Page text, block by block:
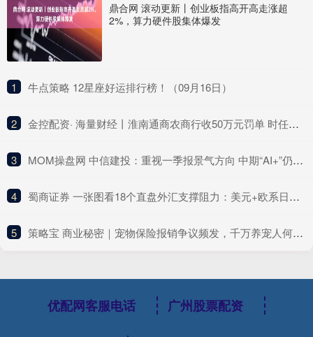
鼎合网 滚动更新丨创业板指高开高走涨超
2%，算力硬件股集体爆发
1 ​牛点策略 12星座好运排行榜！（09月16日）
2 ​金控配资· 海量财经丨淮南通商农商行收50万元罚单 时任副行长、房地产信贷部总经理同时被警告
3 ​MOM操盘网 中信建投：重视一季报景气方向 中期“AI+”仍是核心主线
4 ​蜀商证券 一张图看18个直盘外汇支撑阻力：美元+欧系日系+商品货币+新兴货币(2025年6月5日)
5 ​策略宝 商业秘密｜宠物保险报销争议频发，千万养宠人何去何从
优配网客服电话 广州股票配资